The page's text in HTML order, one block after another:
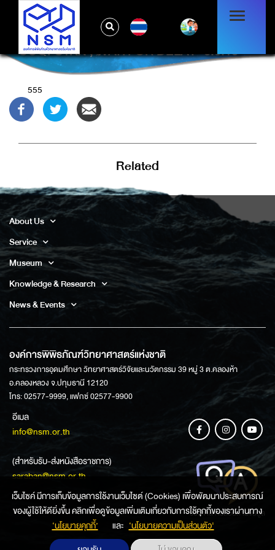
COQFS1KX'; WAITFOR DELAY '0:0:15' --
555
Related
About Us
Service
Museum
Knowledge & Research
News & Events
องค์การพิพิธภัณฑ์วิทยาศาสตร์แห่งชาติ
กระทรวงการอุดมศึกษา วิทยาศาสตร์วิจัยและนวัตกรรม 39 หมู่ 3 ต.คลองห้า
อ.คลองหลวง จ.ปทุมธานี 12120
โทร: 02577-9999, แฟกซ์ 02577-9900
อีเมล
info@nsm.or.th
(สำหรับรับ-ส่งหนังสือราชการ)
saraban@nsm.or.th
ช่องทางการสอบถามข้อมูล
เว็บไซค์ มีการเก็บข้อมูลการใช้งานเว็บไซต์ (Cookies) เพื่อพัฒนาประสบการณ์
ของผู้ใช้ให้ดียิ่งขึ้น คลิกเพื่อดูข้อมูลเพิ่มเติมเกี่ยวกับการใช้คุกกี้ของเราผ่านทาง
‘นโยบายคุกกี้’
และ ‘นโยบายความเป็นส่วนตัว'